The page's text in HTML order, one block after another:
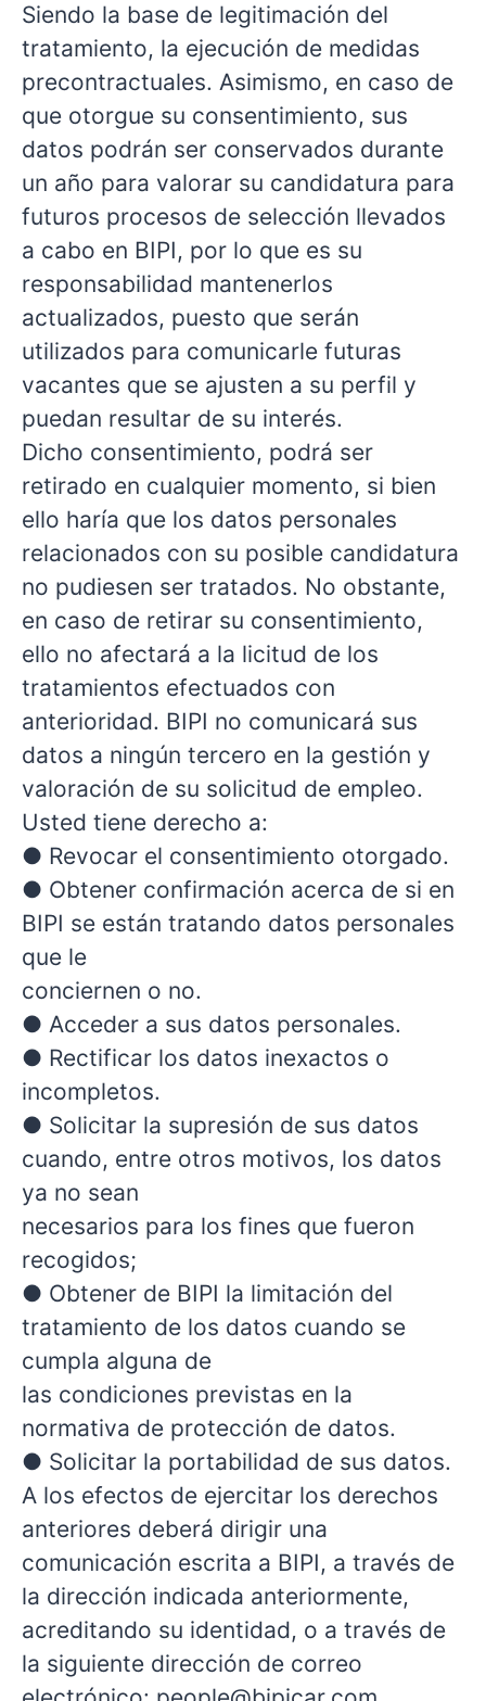
Siendo la base de legitimación del
tratamiento, la ejecución de medidas
precontractuales. Asimismo, en caso de
que otorgue su consentimiento, sus
datos podrán ser conservados durante
un año para valorar su candidatura para
futuros procesos de selección llevados
a cabo en BIPI, por lo que es su
responsabilidad mantenerlos
actualizados, puesto que serán
utilizados para comunicarle futuras
vacantes que se ajusten a su perfil y
puedan resultar de su interés.
Dicho consentimiento, podrá ser
retirado en cualquier momento, si bien
ello haría que los datos personales
relacionados con su posible candidatura
no pudiesen ser tratados. No obstante,
en caso de retirar su consentimiento,
ello no afectará a la licitud de los
tratamientos efectuados con
anterioridad. BIPI no comunicará sus
datos a ningún tercero en la gestión y
valoración de su solicitud de empleo.
Usted tiene derecho a:
● Revocar el consentimiento otorgado.
● Obtener confirmación acerca de si en
BIPI se están tratando datos personales
que le
conciernen o no.
● Acceder a sus datos personales.
● Rectificar los datos inexactos o
incompletos.
● Solicitar la supresión de sus datos
cuando, entre otros motivos, los datos
ya no sean
necesarios para los fines que fueron
recogidos;
● Obtener de BIPI la limitación del
tratamiento de los datos cuando se
cumpla alguna de
las condiciones previstas en la
normativa de protección de datos.
● Solicitar la portabilidad de sus datos.
A los efectos de ejercitar los derechos
anteriores deberá dirigir una
comunicación escrita a BIPI, a través de
la dirección indicada anteriormente,
acreditando su identidad, o a través de
la siguiente dirección de correo